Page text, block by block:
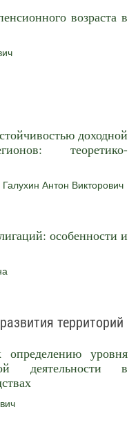
возраста в
доходной
теоретико-
Галухин Антон Викторович
особенности и
территорий
определению уровня
деятельности в